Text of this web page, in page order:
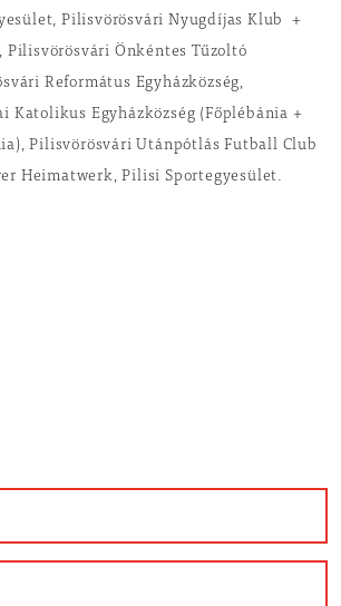
Pilisvörösvári Nyugdíjas Klub +
Pilisvörösvári Önkéntes Tűzoltó
Református Egyházközség,
Katolikus Egyházközség (Főplébánia +
Pilisvörösvári Utánpótlás Futball Club
Heimatwerk, Pilisi Sportegyesület.